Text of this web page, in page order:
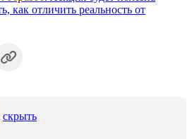
как отличить реальность от
скрыть